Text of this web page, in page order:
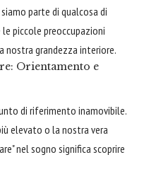
parte di qualcosa di
piccole preoccupazioni
nostra grandezza interiore.
Orientamento e
di riferimento inamovibile.
elevato o la nostra vera
nel sogno significa scoprire